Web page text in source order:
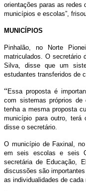
orientações paras as redes
municípios e escolas”,
MUNICÍPIOS
Pinhalão, no Norte
matriculados. O secretário
Silva, disse que um
estudantes transferidos de
“Essa proposta é
com sistemas próprios de
tenha a mesma proposta
município para outro, terá
disse o secretário.
O município de Faxinal,
em seis escolas e seis
secretária de Educação,
discussões são
as individualidades de cada